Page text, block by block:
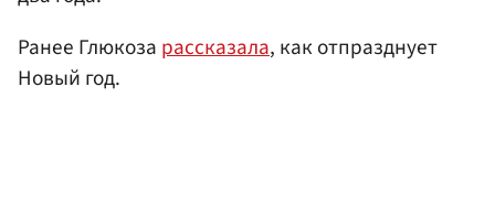
Ранее Глюкоза рассказала, как отпразднует
Новый год.